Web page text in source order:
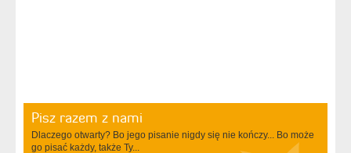
Pisz razem z nami
Dlaczego otwarty? Bo jego pisanie nigdy się nie kończy... Bo może
go pisać każdy, także Ty...